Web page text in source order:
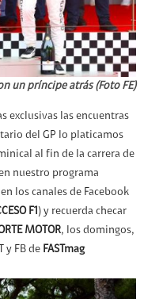
un príncipe atrás (Foto FE)
exclusivas las encuentras
del GP lo platicamos
al fin de la carrera de
nuestro programa
los canales de Facebook
F1) y recuerda checar
MOTOR, los domingos,
y FB de FASTmag